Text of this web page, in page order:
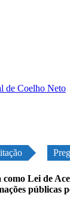
como Lei de
públicas